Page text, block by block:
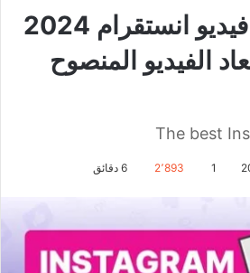
افضل مقاس فيديو انستقرام 2024
الفيديو المنصوح
The best
1 2٬893